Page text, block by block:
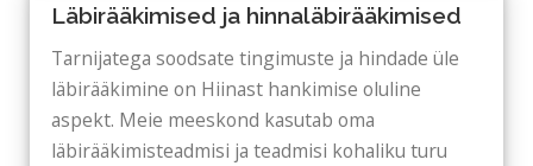
Läbirääkimised ja hinnaläbirääkimised
Tarnijatega soodsate tingimuste ja hindade üle
läbirääkimine on Hiinast hankimise oluline
aspekt. Meie meeskond kasutab oma
läbirääkimisteadmisi ja teadmisi kohaliku turu